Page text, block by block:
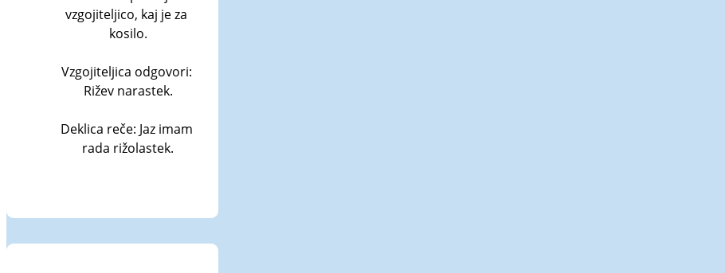
vzgojiteljico, kaj je za
kosilo.
Vzgojiteljica odgovori:
Rižev narastek.
Deklica reče: Jaz imam
rada rižolastek.